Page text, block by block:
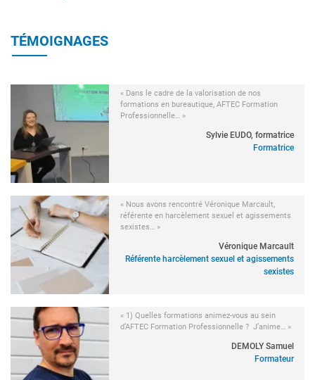
TÉMOIGNAGES
« Dans le cadre de la valorisation de nos
formations en bureautique, AFTEC Formation
Professionnelle… »
Sylvie EUDO, formatrice
Formatrice
« Nous avons rencontré Véronique Marcault,
référente en harcèlement sexuel et agissements
sexistes… »
Véronique Marcault
Référente harcèlement sexuel et agissements
sexistes
« 1) Quelles formations animez-vous au sein
d’AFTEC Formation Professionnelle ? J’anime… »
DEMOLY Samuel
Formateur